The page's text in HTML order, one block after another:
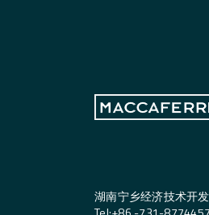
湖南宁乡经济技术开